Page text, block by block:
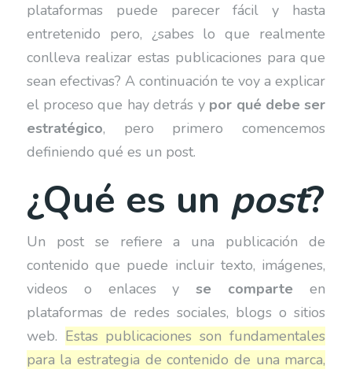
plataformas puede parecer fácil y hasta
entretenido pero, ¿sabes lo que realmente
conlleva realizar estas publicaciones para que
sean efectivas? A continuación te voy a explicar
el proceso que hay detrás y por qué debe ser
estratégico, pero primero comencemos
definiendo qué es un post.
¿Qué es un post?
Un post se refiere a una publicación de
contenido que puede incluir texto, imágenes,
videos o enlaces yse comparteen
plataformas de redes sociales, blogs o sitios
web. Estas publicaciones son fundamentales
para la estrategia de contenido de una marca,